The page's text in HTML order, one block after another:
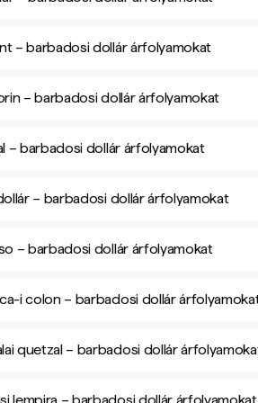
– barbadosi dollár árfolyamokat
– barbadosi dollár árfolyamokat
– barbadosi dollár árfolyamokat
– barbadosi dollár árfolyamokat
– barbadosi dollár árfolyamokat
i colon – barbadosi dollár
quetzal – barbadosi dollár